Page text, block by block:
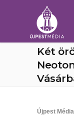
Két
Újpest Média